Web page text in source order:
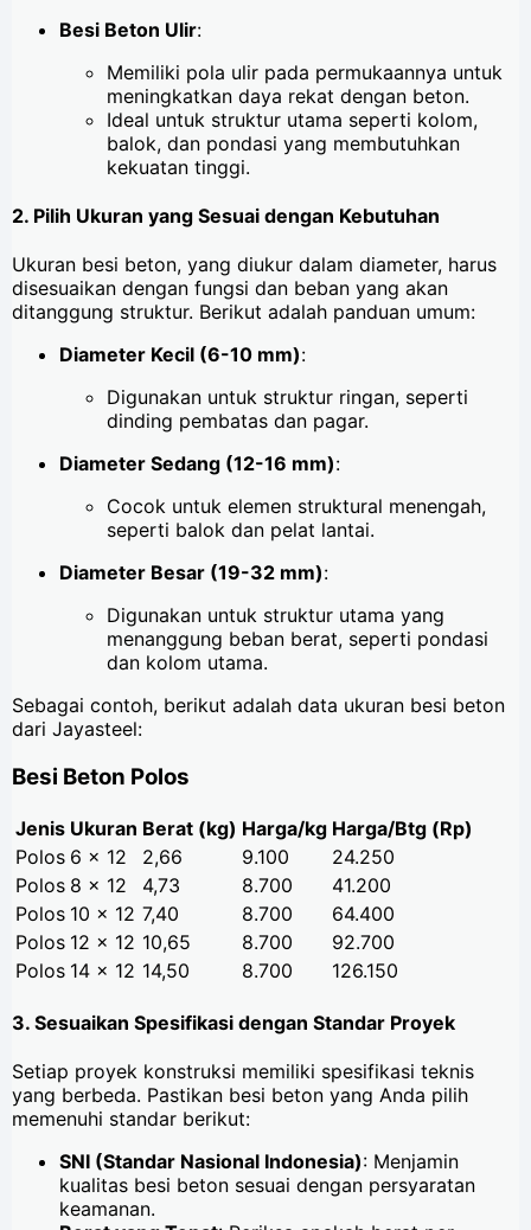
Besi Beton Ulir:
Memiliki pola ulir pada permukaannya untuk
meningkatkan daya rekat dengan beton.
Ideal untuk struktur utama seperti kolom,
balok, dan pondasi yang membutuhkan
kekuatan tinggi.
2. Pilih Ukuran yang Sesuai dengan Kebutuhan
Ukuran besi beton, yang diukur dalam diameter, harus
disesuaikan dengan fungsi dan beban yang akan
ditanggung struktur. Berikut adalah panduan umum:
Diameter Kecil (6-10 mm):
Digunakan untuk struktur ringan, seperti
dinding pembatas dan pagar.
Diameter Sedang (12-16 mm):
Cocok untuk elemen struktural menengah,
seperti balok dan pelat lantai.
Diameter Besar (19-32 mm):
Digunakan untuk struktur utama yang
menanggung beban berat, seperti pondasi
dan kolom utama.
Sebagai contoh, berikut adalah data ukuran besi beton
dari Jayasteel:
Besi Beton Polos
Jenis Ukuran Berat (kg) Harga/kg Harga/Btg (Rp)
Polos 6 x 12 2,66 9.100
24.250
Polos 8 x 12 4,73 8.700
41.200
Polos 10 x 12 7,40 8.700
64.400
Polos 12 x 12 10,65 8.700
92.700
Polos 14 x 12 14,50 8.700 126.150
3. Sesuaikan Spesifikasi dengan Standar Proyek
Setiap proyek konstruksi memiliki spesifikasi teknis
yang berbeda. Pastikan besi beton yang Anda pilih
memenuhi standar berikut:
SNI (Standar Nasional Indonesia): Menjamin
kualitas besi beton sesuai dengan persyaratan
keamanan.